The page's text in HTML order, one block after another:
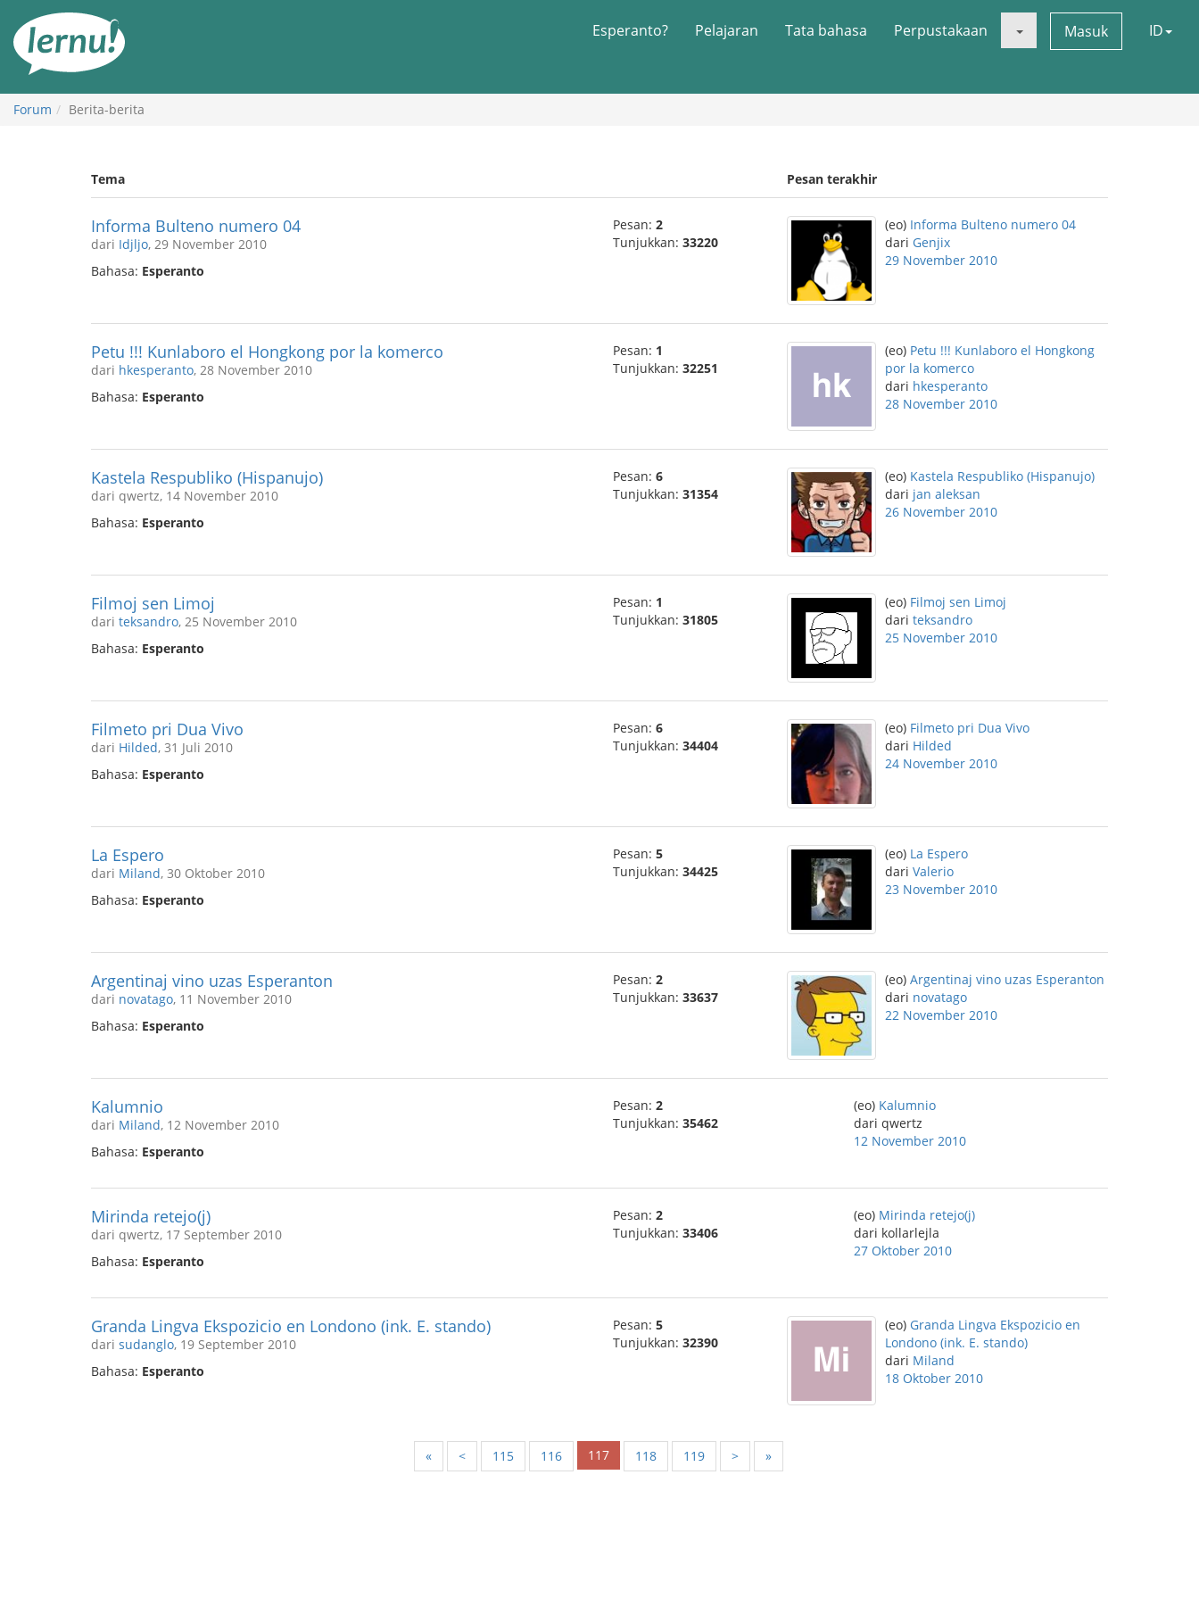
daftar
Esperanto? Pelajaran Tata bahasa Perpustakaan Masuk ID
Forum Berita-berita
Tema Pesan terakhir
Informa Bulteno numero 04
dari Idjljo, 29 November 2010
Bahasa: Esperanto
Pesan: 2
Tunjukkan: 33220
(eo) Informa Bulteno numero 04
dari Genjix
29 November 2010
Petu !!! Kunlaboro el Hongkong por la komerco
dari hkesperanto, 28 November 2010
Bahasa: Esperanto
Pesan: 1
Tunjukkan: 32251
(eo) Petu !!! Kunlaboro el Hongkong
por la komerco
dari hkesperanto
28 November 2010
Kastela Respubliko (Hispanujo)
dari qwertz, 14 November 2010
Bahasa: Esperanto
Pesan: 6
Tunjukkan: 31354
(eo) Kastela Respubliko (Hispanujo)
dari jan aleksan
26 November 2010
Filmoj sen Limoj
dari teksandro, 25 November 2010
Bahasa: Esperanto
Pesan: 1
Tunjukkan: 31805
(eo) Filmoj sen Limoj
dari teksandro
25 November 2010
Filmeto pri Dua Vivo
dari Hilded, 31 Juli 2010
Bahasa: Esperanto
Pesan: 6
Tunjukkan: 34404
(eo) Filmeto pri Dua Vivo
dari Hilded
24 November 2010
La Espero
dari Miland, 30 Oktober 2010
Bahasa: Esperanto
Pesan: 5
Tunjukkan: 34425
(eo) La Espero
dari Valerio
23 November 2010
Argentinaj vino uzas Esperanton
dari novatago, 11 November 2010
Bahasa: Esperanto
Pesan: 2
Tunjukkan: 33637
(eo) Argentinaj vino uzas Esperanton
dari novatago
22 November 2010
Kalumnio
dari Miland, 12 November 2010
Bahasa: Esperanto
Pesan: 2
Tunjukkan: 35462
(eo) Kalumnio
dari qwertz
12 November 2010
Mirinda retejo(j)
dari qwertz, 17 September 2010
Bahasa: Esperanto
Pesan: 2
Tunjukkan: 33406
(eo) Mirinda retejo(j)
dari kollarlejla
27 Oktober 2010
Granda Lingva Ekspozicio en Londono (ink. E. stando)
dari sudanglo, 19 September 2010
Bahasa: Esperanto
Pesan: 5
Tunjukkan: 32390
(eo) Granda Lingva Ekspozicio en
Londono (ink. E. stando)
dari Miland
18 Oktober 2010
« < 115 116 117 118 119 > »